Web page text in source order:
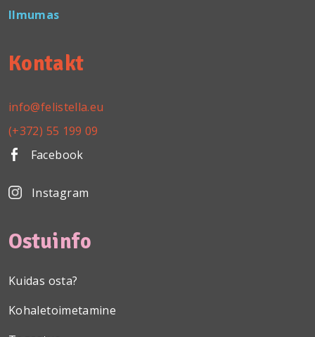
Ilmumas
Kontakt
info@felistella.eu
(+372) 55 199 09
Facebook
Instagram
Ostuinfo
Kuidas osta?
Kohaletoimetamine